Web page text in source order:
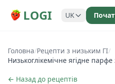
LOGI UK
Головна/Рецепти з низьким ГІ/
Низькоглікемічне ягідне
← Назад до рецептів